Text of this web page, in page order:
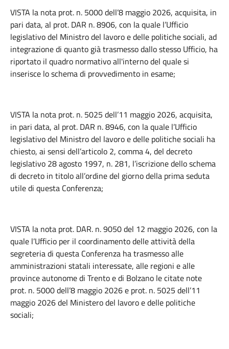
VISTA la nota prot. n. 5000 dell’8 maggio 2026, acquisita, in
pari data, al prot. DAR n. 8906, con la quale l’Ufficio
legislativo del Ministro del lavoro e delle politiche sociali, ad
integrazione di quanto già trasmesso dallo stesso Ufficio, ha
riportato il quadro normativo all'interno del quale si
inserisce lo schema di provvedimento in esame;
VISTA la nota prot. n. 5025 dell’11 maggio 2026, acquisita,
in pari data, al prot. DAR n. 8946, con la quale l’Ufficio
legislativo del Ministro del lavoro e delle politiche sociali ha
chiesto, ai sensi dell’articolo 2, comma 4, del decreto
legislativo 28 agosto 1997, n. 281, l’iscrizione dello schema
di decreto in titolo all’ordine del giorno della prima seduta
utile di questa Conferenza;
VISTA la nota prot. DAR. n. 9050 del 12 maggio 2026, con la
quale l’Ufficio per il coordinamento delle attività della
segreteria di questa Conferenza ha trasmesso alle
amministrazioni statali interessate, alle regioni e alle
province autonome di Trento e di Bolzano le citate note
prot. n. 5000 dell’8 maggio 2026 e prot. n. 5025 dell’11
maggio 2026 del Ministero del lavoro e delle politiche
sociali;